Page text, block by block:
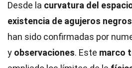
Desde la curvatura del
existencia de agujeros negros
han sido confirmadas por
y observaciones. Este marco